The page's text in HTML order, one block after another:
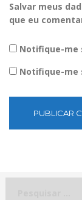
Salvar meus
que eu
Notifique-me
Notifique-me